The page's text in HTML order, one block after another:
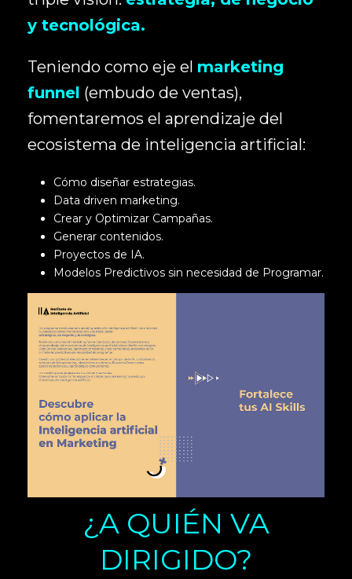
y tecnológica.
Teniendo como eje el marketing
funnel (embudo de ventas),
fomentaremos el aprendizaje del
ecosistema de inteligencia artificial:
Cómo diseñar estrategias.
Data driven marketing.
Crear y Optimizar Campañas.
Generar contenidos.
Proyectos de IA.
Modelos Predictivos sin necesidad de Programar.
¿A QUIÉN VA
DIRIGIDO?